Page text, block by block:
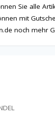
Sie alle
mit
noch mehr